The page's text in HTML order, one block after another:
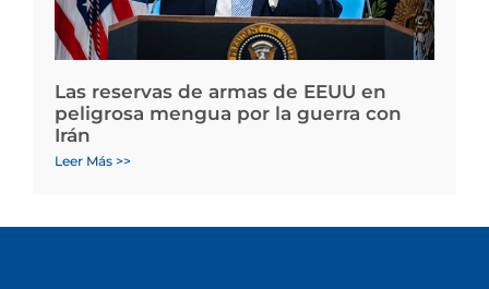
Las reservas de armas de EEUU en
peligrosa mengua por la guerra con
Irán
Leer Más >>